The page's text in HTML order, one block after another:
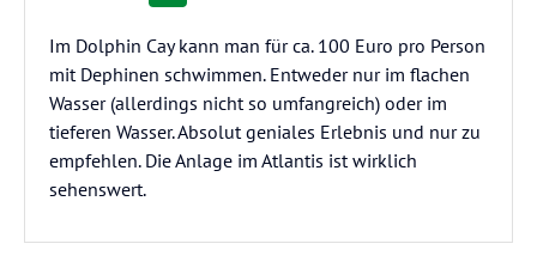
Im Dolphin Cay kann man für ca. 100 Euro pro Person
mit Dephinen schwimmen. Entweder nur im flachen
Wasser (allerdings nicht so umfangreich) oder im
tieferen Wasser. Absolut geniales Erlebnis und nur zu
empfehlen. Die Anlage im Atlantis ist wirklich
sehenswert.